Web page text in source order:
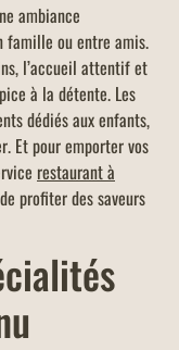
ambiance
famille ou entre amis.
l’accueil attentif et
à la détente. Les
dédiés aux enfants,
Et pour emporter vos
restaurant à
profiter des saveurs